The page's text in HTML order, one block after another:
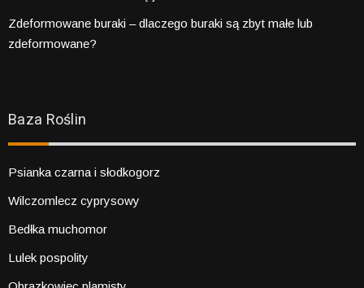
Zdeformowane buraki – dlaczego buraki są zbyt małe lub
zdeformowane?
Baza Roślin
Psianka czarna i słodkogorz
Wilczomlecz cyprysowy
Bedłka muchomor
Lulek pospolity